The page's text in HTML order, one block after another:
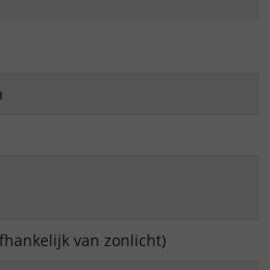
van zonlicht)